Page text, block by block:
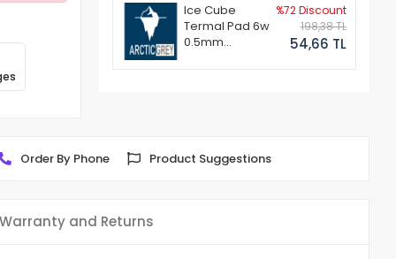
Ice Cube
Termal Pad 6w
0.5mm
%72 Discount
198,38 TL
54,66 TL
Order By Phone Product Suggestions
Warranty and Returns